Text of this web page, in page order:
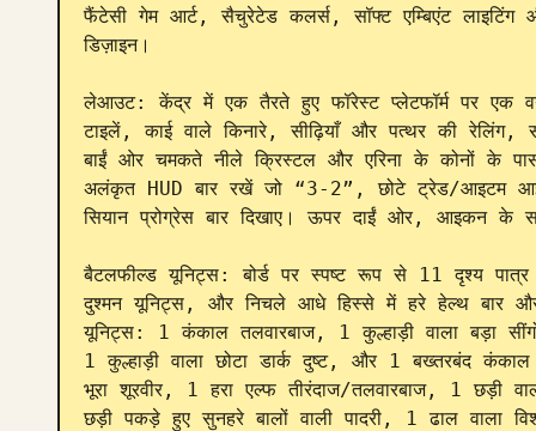
फैंटेसी गेम आर्ट, सैचुरेटेड कलर्स, सॉफ्ट एम्बिएंट
डिज़ाइन।
लेआउट: केंद्र में एक तैरते हुए फॉरेस्ट प्लेटफॉर्म पर एक
टाइलें, काई वाले किनारे, सीढ़ियाँ और पत्थर की रेलिंग,
बाईं ओर चमकते नीले क्रिस्टल और एरिना के कोनों के
अलंकृत HUD बार रखें जो “3-2”, छोटे ट्रेड/आइटम
सियान प्रोग्रेस बार दिखाए। ऊपर दाईं ओर, आइकन
बैटलफील्ड यूनिट्स: बोर्ड पर स्पष्ट रूप से 11 दृश्य
दुश्मन यूनिट्स, और निचले आधे हिस्से में हरे हेल्थ बार
यूनिट्स: 1 कंकाल तलवारबाज, 1 कुल्हाड़ी वाला बड़ा
1 कुल्हाड़ी वाला छोटा डार्क दुष्ट, और 1 बख्तरबंद
भूरा शूरवीर, 1 हरा एल्फ तीरंदाज/तलवारबाज, 1 छड़ी
छड़ी पकड़े हुए सुनहरे बालों वाली पादरी, 1 ढाल वाला